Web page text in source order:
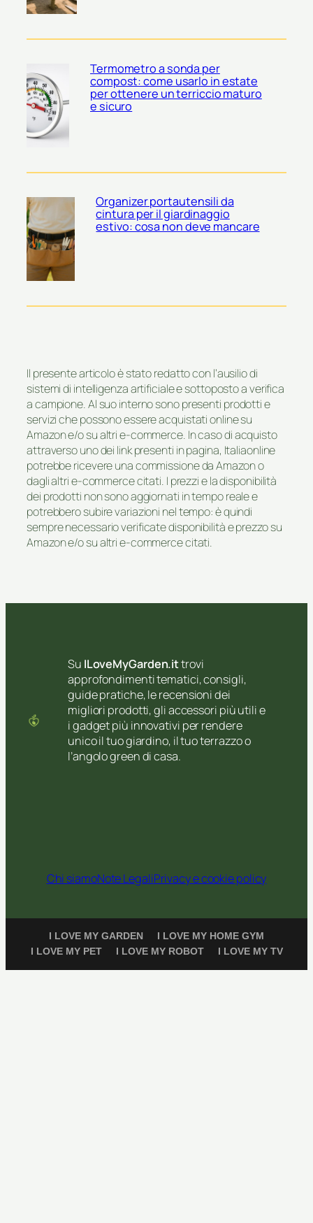
Termometro a sonda per
compost: come usarlo in estate
per ottenere un terriccio maturo
e sicuro
Organizer portautensili da
cintura per il giardinaggio
estivo: cosa non deve mancare
Il presente articolo è stato redatto con l’ausilio di
sistemi di intelligenza artificiale e sottoposto a verifica
a campione. Al suo interno sono presenti prodotti e
servizi che possono essere acquistati online su
Amazon e/o su altri e-commerce. In caso di acquisto
attraverso uno dei link presenti in pagina, Italiaonline
potrebbe ricevere una commissione da Amazon o
dagli altri e-commerce citati. I prezzi e la disponibilità
dei prodotti non sono aggiornati in tempo reale e
potrebbero subire variazioni nel tempo: è quindi
sempre necessario verificate disponibilità e prezzo su
Amazon e/o su altri e-commerce citati.
Su ILoveMyGarden.ittrovi
approfondimenti tematici, consigli,
guide pratiche, le recensioni dei
migliori prodotti, gli accessori più utili e
i gadget più innovativi per rendere
unico il tuo giardino, il tuo terrazzo o
l’angolo green di casa.
Chi siamoNote LegaliPrivacy e cookie policy
I LOVE MY GARDEN
I LOVE MY HOME GYM
I LOVE MY PET
I LOVE MY ROBOT I LOVE MY TV